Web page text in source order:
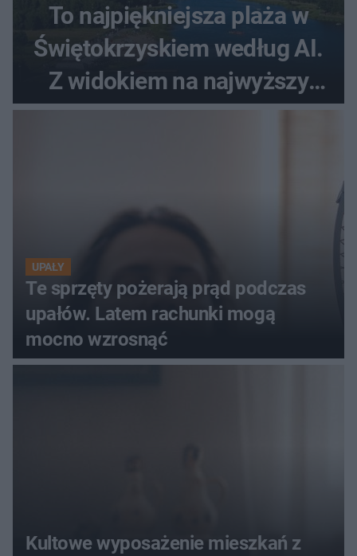
To najpiękniejsza plaża w
Świętokrzyskiem według AI.
Z widokiem na najwyższy
szczyt Gór Świętokrzyskich
UPAŁY
Te sprzęty pożerają prąd podczas
upałów. Latem rachunki mogą
mocno wzrosnąć
Kultowe wyposażenie mieszkań z